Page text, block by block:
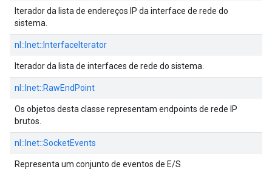
Iterador da lista de endereços IP da interface de rede do
sistema.
nl:: Inet:: InterfaceIterator
Iterador da lista de interfaces de rede do sistema.
nl:: Inet::RawEndPoint
Os objetos desta classe representam endpoints de rede IP
brutos.
nl:: Inet::SocketEvents
Representa um conjunto de eventos de E/S